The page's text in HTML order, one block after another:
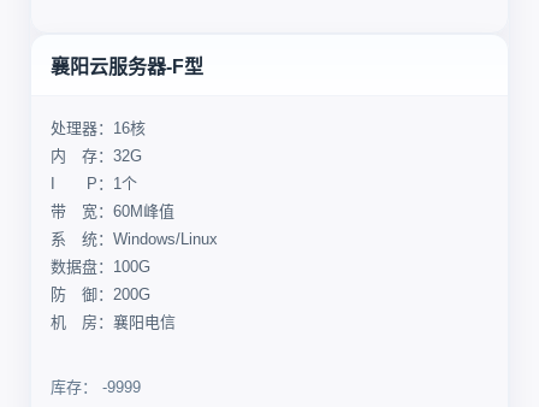
襄阳云服务器-F型
处理器：16核
内 存：32G
I P：1个
带 宽：60M峰值
系 统：Windows/Linux
数据盘：100G
防 御：200G
机 房：襄阳电信
库存： -9999